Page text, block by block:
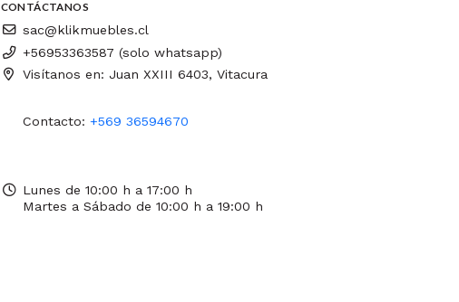
CONTÁCTANOS
sac@klikmuebles.cl
+56953363587 (solo whatsapp)
Visítanos en: Juan XXIII 6403, Vitacura
Contacto: +569 36594670
Lunes de 10:00 h a 17:00 h
Martes a Sábado de 10:00 h a 19:00 h